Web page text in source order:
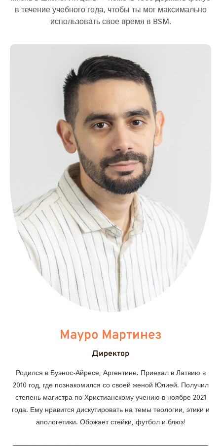
в течение учебного года, чтобы ты мог максимально
использовать свое время в BSM.
Мауро Мартинез
Директор
Родился в Буэнос-Айресе, Аргентине. Приехал в Латвию в
2010 год, где познакомился со своей женой Юлией. Получил
степень магистра по Христианскому учению в ноябре 2021
года. Ему нравится дискутировать на темы теологии, этики и
апологетики. Обожает стейки, футбол и блюз!